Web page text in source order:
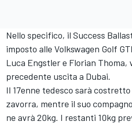
Nello specifico, il Success
imposto alle Volkswagen Golf
Luca Engstler e Florian Thoma,
precedente uscita a Dubai.
Il 17enne tedesco sarà
zavorra, mentre il suo
ne avrà 20kg. I restanti 10kg